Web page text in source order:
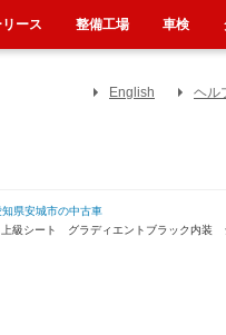
English ヘル
県安城市の中古車
級シート グラディエントブラック内装
ース 整備工場 車検